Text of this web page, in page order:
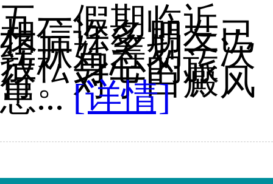
五一假期临近，
相信许多朋友已
经开始筹划一次
放松身心的旅
行。对于白癜风
患...[详情]